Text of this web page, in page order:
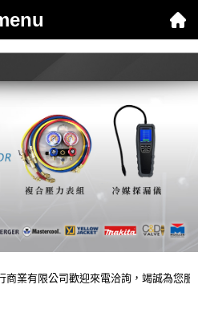
商業有限公司歡迎來電洽詢，竭誠為您服